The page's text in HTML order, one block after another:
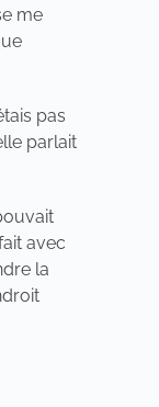
me
pas
parlait
avec
la